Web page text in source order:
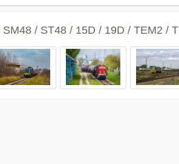
SM48 / ST48 / 15D / 19D / TEM2 /